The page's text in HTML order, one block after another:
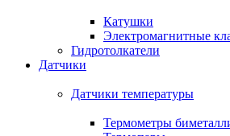
Катушки
Электромагнитные
Гидротолкатели
Датчики
Датчики температуры
Термометры